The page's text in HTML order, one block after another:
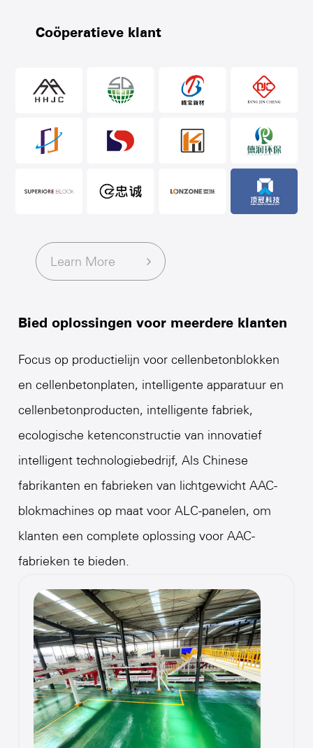
Coöperatieve klant
Learn More
Bied oplossingen voor meerdere klanten
Focus op productielijn voor cellenbetonblokken
en cellenbetonplaten, intelligente apparatuur en
cellenbetonproducten, intelligente fabriek,
ecologische ketenconstructie van innovatief
intelligent technologiebedrijf,Als Chinese
fabrikanten en fabrieken van lichtgewicht AAC-
blokmachines op maat voor ALC-panelen, om
klanten een complete oplossing voor AAC-
fabrieken te bieden.